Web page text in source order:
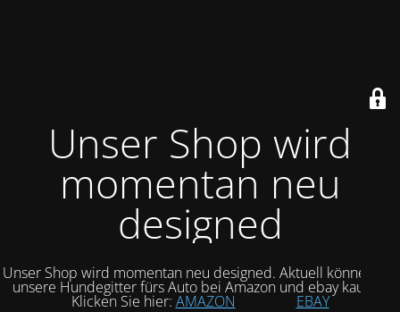
Unser Shop wird
momentan neu
designed
Unser Shop wird momentan neu designed. Aktuell können Sie
unsere Hundegitter fürs Auto bei Amazon und ebay kaufen.
Klicken Sie hier: AMAZON EBAY